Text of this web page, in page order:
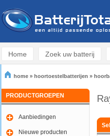
Home Zoek uw batterij
home » hoortoestelbatterijen »
PRODUCTGROEPEN
Aanbiedingen
Nieuwe producten